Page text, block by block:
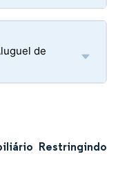
de
Restringindo